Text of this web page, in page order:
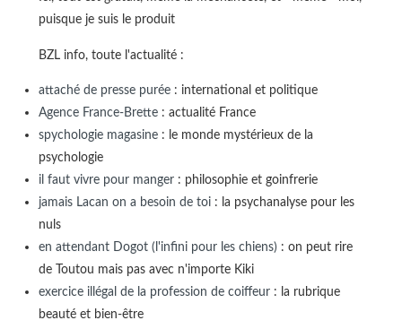
puisque je suis le produit
BZL info, toute l'actualité :
attaché de presse purée: international et politique
Agence France-Brette: actualité France
spychologie magasine: le monde mystérieux de la
psychologie
il faut vivre pour manger: philosophie et goinfrerie
jamais Lacan on a besoin de toi: la psychanalyse pour les
nuls
en attendant Dogot (l'infini pour les chiens): on peut rire
de Toutou mais pas avec n'importe Kiki
exercice illégal de la profession de coiffeur: la rubrique
beauté et bien-être